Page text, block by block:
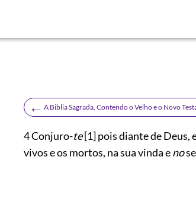
← A Biblia Sagrada, Contendo o Velho e o Novo
4Conjuro-te[1]pois diante de Deus,
vivos e os mortos, na sua vinda eno